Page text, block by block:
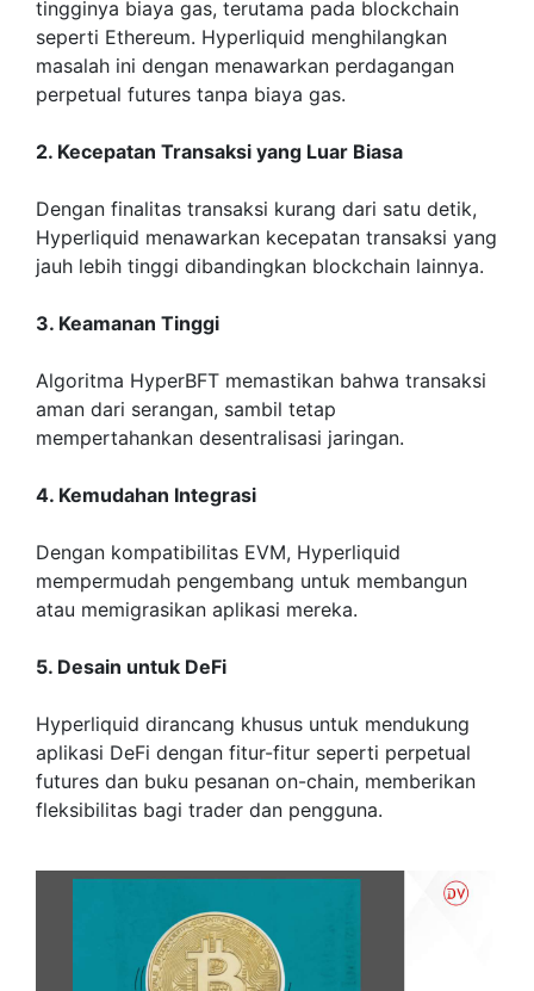
tingginya biaya gas, terutama pada blockchain
seperti Ethereum. Hyperliquid menghilangkan
masalah ini dengan menawarkan perdagangan
perpetual futures tanpa biaya gas.
2. Kecepatan Transaksi yang Luar Biasa
Dengan finalitas transaksi kurang dari satu detik,
Hyperliquid menawarkan kecepatan transaksi yang
jauh lebih tinggi dibandingkan blockchain lainnya.
3. Keamanan Tinggi
Algoritma HyperBFT memastikan bahwa transaksi
aman dari serangan, sambil tetap
mempertahankan desentralisasi jaringan.
4. Kemudahan Integrasi
Dengan kompatibilitas EVM, Hyperliquid
mempermudah pengembang untuk membangun
atau memigrasikan aplikasi mereka.
5. Desain untuk DeFi
Hyperliquid dirancang khusus untuk mendukung
aplikasi DeFi dengan fitur-fitur seperti perpetual
futures dan buku pesanan on-chain, memberikan
fleksibilitas bagi trader dan pengguna.